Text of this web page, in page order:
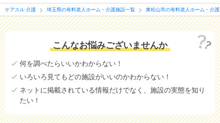
ケアスル 介護 埼玉県の有料老人ホーム・介護施設一覧 東松山市の有料老人ホーム・介
こんなお悩みございませんか
何を調べたらいいかわからない！
いろいろ見てもどの施設がいいのかわからない！
ネットに掲載されている情報だけでなく、施設の実態を知り
たい！